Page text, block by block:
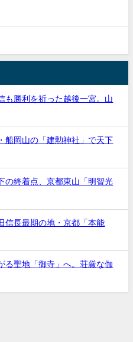
も勝利を祈った越後一宮。山
船岡山の「建勲神社」で天下
の終着点、京都東山「明智光
信長最期の地・京都「本能
る聖地「御寺」へ。荘厳な伽